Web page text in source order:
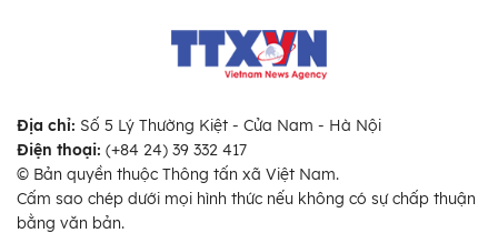
Địa chỉ: Số 5 Lý Thường Kiệt - Cửa Nam - Hà Nội
Điện thoại: (+84 24) 39 332 417
© Bản quyền thuộc Thông tấn xã Việt Nam.
Cấm sao chép dưới mọi hình thức nếu không có sự chấp thuận
bằng văn bản.